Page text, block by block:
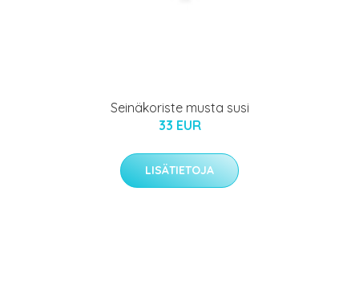
Seinäkoriste musta susi
33 EUR
LISÄTIETOJA